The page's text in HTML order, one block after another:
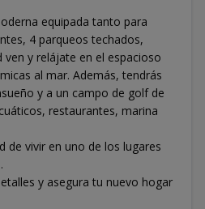
equipada tanto para
4 parqueos techados,
ven y relájate en el espacioso
al mar. Además, tendrás
y a un campo de golf de
restaurantes, marina
de vivir en uno de los lugares
y asegura tu nuevo hogar